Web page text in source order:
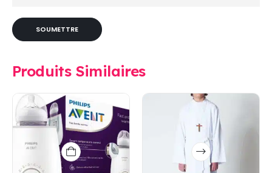
Produits Similaires
Ce
produit